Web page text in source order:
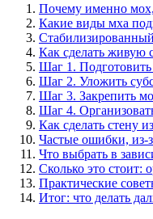
Почему именно
Какие виды мха
Как сделать живую
Шаг 1. Подготовить
Шаг 2. Уложить
Шаг 3. Закрепить
Шаг 4.
Как сделать стену
Частые ошибки, из-
Что выбрать в
Сколько это стоит:
Практические
Итог: что делать